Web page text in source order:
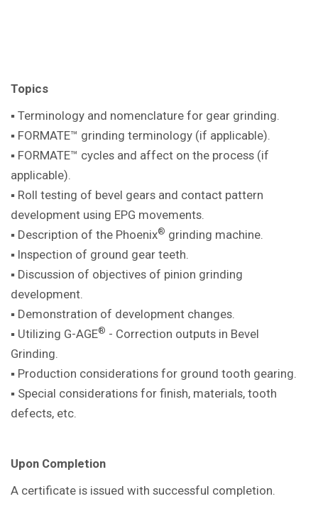
Topics
▪ Terminology and nomenclature for gear grinding.
▪ FORMATE™ grinding terminology (if applicable).
▪ FORMATE™ cycles and affect on the process (if
applicable).
▪ Roll testing of bevel gears and contact pattern
development using EPG movements.
▪ Description of the Phoenix® grinding machine
▪ Inspection of ground gear teeth.
▪ Discussion of objectives of pinion grinding
development.
▪ Demonstration of development changes.
▪ Utilizing G-AGE® - Correction outputs in Bevel
Grinding.
▪ Production considerations for ground tooth gearing.
▪ Special considerations for finish, materials, tooth
defects, etc.
Upon Completion
A certificate is issued with successful completion.